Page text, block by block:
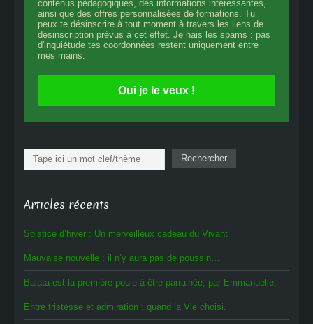
contenus pédagogiques, des informations intéressantes,
ainsi que des offres personnalisées de formations. Tu
peux te désinscrire à tout moment à travers les liens de
désinscription prévus à cet effet. Je hais les spams : pas
d'inquiétude tes coordonnées restent uniquement entre
mes mains.
Oui je le veux !
Rechercher Rechercher
Articles récents
Solstice d’hiver : Un merveilleux cadeau du Vivant
Mauvaise nouvelle : il n’y aura pas de poussin…
Balata est la première poule à être parrainée, par Emmanuelle.
Entre tristesse et admiration : quand la Vie choisi.